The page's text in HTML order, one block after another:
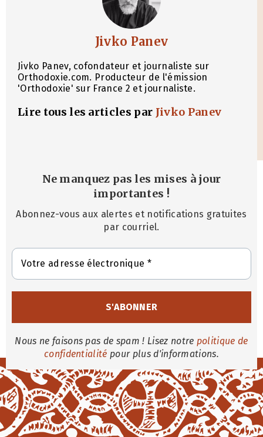
Jivko Panev
Jivko Panev, cofondateur et journaliste sur
Orthodoxie.com. Producteur de l'émission
'Orthodoxie' sur France 2 et journaliste.
Lire tous les articles par Jivko Panev
Ne manquez pas les mises à jour
importantes !
Abonnez-vous aux alertes et notifications gratuites
par courriel.
Nous ne faisons pas de spam ! Lisez notre politique de
confidentialité pour plus d'informations.